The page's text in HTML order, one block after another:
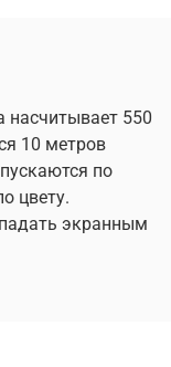
насчитывает 550
10 метров
по
цвету.
экранным